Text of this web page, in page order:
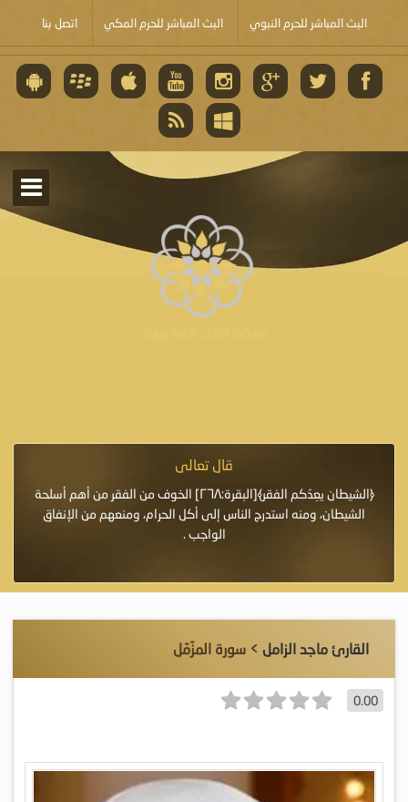
البث المباشر للحرم النبوي البث المباشر للحرم المكي اتصل بنا
قال تعالى
﴿الشيطان يعِدُكم الفقر﴾[البقرة:٢٦٨] الخوف من الفقر من أهم أسلحة
الشيطان، ومنه استدرج الناس إلى أكل الحرام، ومنعهم من الإنفاق
الواجب .
القارئ ماجد الزامل > سورة المزّمّل
0.00